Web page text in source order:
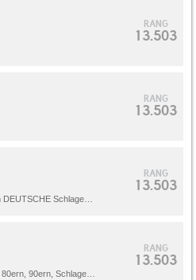
RANG
13.503
RANG
13.503
RANG
13.503
RANG
13.503